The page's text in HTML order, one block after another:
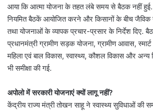
आया कि आत्मा योजना के तहत लंबे समय से बैठक नहीं
नियमित बैठकें आयोजित करने और किसानों के बीच
तथा योजनाओं के व्यापक प्रचार-प्रसार के निर्देश दिए.
प्रधानमंत्री ग्रामीण सड़क योजना, ग्रामीण आवास,
महिला एवं बाल विकास, स्वास्थ्य, कौशल विकास और अन्य
भी समीक्षा की गई.
अपोलो में सरकारी योजनाएं क्यों लागू नहीं?
केंद्रीय राज्य मंत्री तोखन साहू ने स्वास्थ्य सुविधाओं की